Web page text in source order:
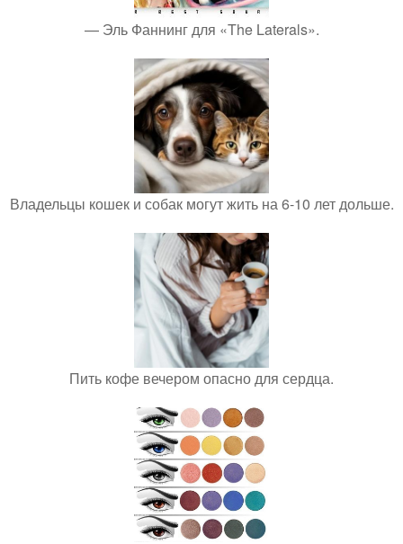
— Эль Фаннинг для «The Laterals».
Владельцы кошек и собак могут жить на 6-10 лет дольше.
Пить кофе вечером опасно для сердца.